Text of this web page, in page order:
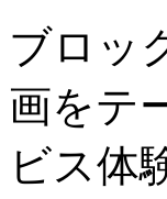
ブロッ
画をテ
ビス体